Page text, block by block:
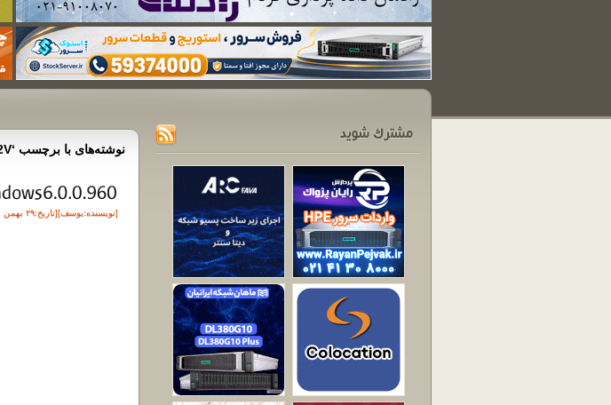
نوشته‌های با برچسب ‘V2V’
[نویسنده:یوسف][تاريخ:۲۹ بهمن ۱۴۰۱]